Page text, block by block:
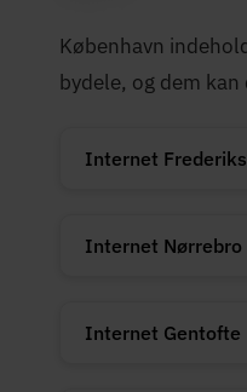
København
bydele, og dem
Internet
Internet Nørrebro
Internet Gentofte